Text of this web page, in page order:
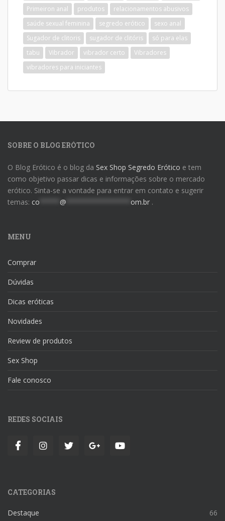
Primeiron anal
produtos
relacionamentos abusivos
saúde sexual feminina
segredo erótico
sexo anal
Sugador de clitoris
sugador de clitóris
só para elas
tabu
Vibrador vibrador certo
Vibradores
vibradores para iniciantes
SOBRE O BLOG ERÓTICO
O Blog Erótico é o blog da Sex Shop Segredo Erótico e tem
como objetivo passar dicas e informações sobre o mercado
erótico. Sinta-se a vontade para entrar em contato e sugerir
temas: co @ om.br .
MENU
Comprar
Dúvidas
Dicas eróticas
Novidades
Review de produtos
Sex Shop
Fale conosco
REDES SOCIAIS
CATEGORIAS
Destaque 66